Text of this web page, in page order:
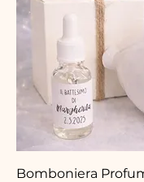
Bomboniera